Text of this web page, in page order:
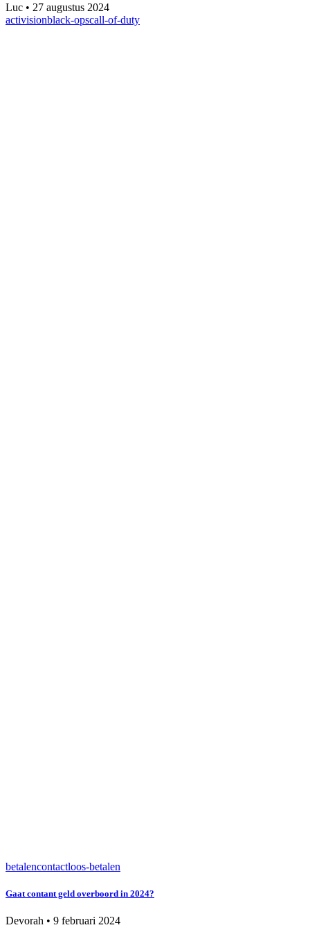
Luc • 27 augustus 2024
activisionblack-opscall-of-duty
betalencontactloos-betalen
Gaat contant geld overboord in 2024?
Devorah • 9 februari 2024